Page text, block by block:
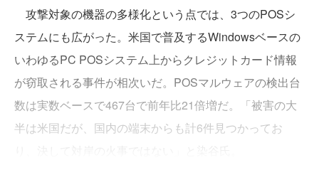
攻撃対象の機器の多様化という点では、3つのPOSシ
ステムにも広がった。米国で普及するWindowsベースの
いわゆるPC POSシステム上からクレジットカード情報
が窃取される事件が相次いだ。POSマルウェアの検出台
数は実数ベースで467台で前年比21倍増だ。「被害の大
半は米国だが、国内の端末からも計6件見つかってお